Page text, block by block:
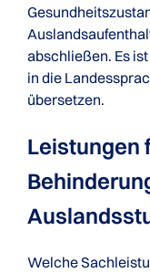
abschließen. Es
in die
übersetzen.
Leistungen
Welche